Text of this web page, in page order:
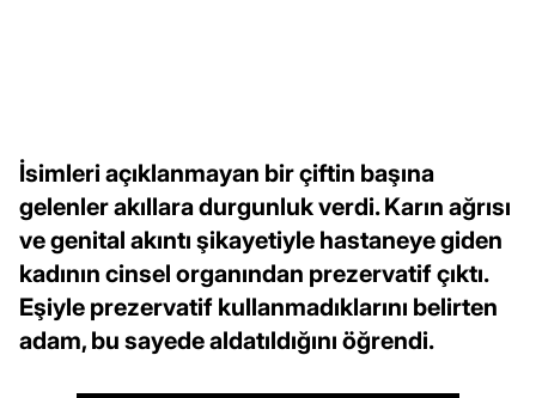
İsimleri açıklanmayan bir çiftin başına
gelenler akıllara durgunluk verdi. Karın ağrısı
ve genital akıntı şikayetiyle hastaneye giden
kadının cinsel organından prezervatif çıktı.
Eşiyle prezervatif kullanmadıklarını belirten
adam, bu sayede aldatıldığını öğrendi.